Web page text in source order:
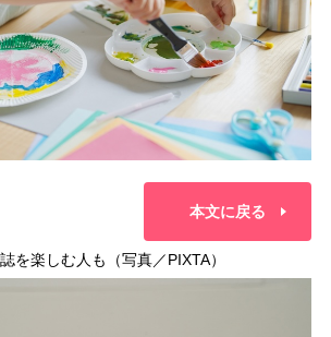
本文に戻る
を楽しむ人も（写真／PIXTA）